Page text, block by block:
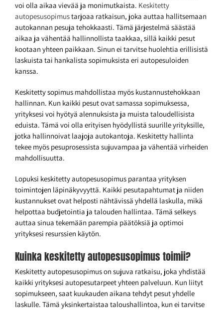
voi olla aikaa vievää ja monimutkaista. Keskitetty
autopesusopimustarjoaa ratkaisun, joka auttaa hallitsemaan
autokannan pesuja tehokkaasti. Tämä järjestelmä säästää
aikaa ja vähentää hallinnollista taakkaa, sillä kaikki pesut
kootaan yhteen paikkaan. Sinun ei tarvitse huolehtia erillisistä
laskuista tai hankalista sopimuksista eri autopesuloiden
kanssa.
Keskitetty sopimus mahdollistaa myös kustannustehokkaan
hallinnan. Kun kaikki pesut ovat samassa sopimuksessa,
yrityksesi voi hyötyä alennuksista ja muista taloudellisista
eduista. Tämä voi olla erityisen hyödyllistä suurille yrityksille,
jotka hallinnoivat laajoja autokantoja. Keskitetty hallinta
tekee myös pesuprosessista sujuvampaa ja vähentää virheiden
mahdollisuutta.
Lopuksi keskitetty autopesusopimus parantaa yrityksen
toimintojen läpinäkyvyyttä. Kaikki pesutapahtumat ja niiden
kustannukset ovat helposti nähtävissä yhdellä laskulla, mikä
helpottaa budjetointia ja talouden hallintaa. Tämä selkeys
auttaa sinua tekemään parempia päätöksiä ja optimoi
yrityksesi resurssien käytön.
Kuinka keskitetty autopesusopimus toimii?
Keskitetty autopesusopimus on sujuva ratkaisu, joka yhdistää
kaikki yrityksesi autopesutarpeet yhteen palveluun. Kun liityt
sopimukseen, saat kuukauden aikana tehdyt pesut yhdelle
laskulle. Tämä yksinkertaistaa taloushallintoa, kun ei tarvitse